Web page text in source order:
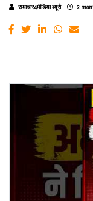
समाचार4मीडिया ब्यूरो 2